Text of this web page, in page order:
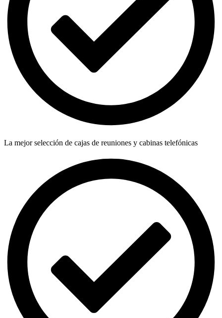
La mejor selección de cajas de reuniones y cabinas telefónicas